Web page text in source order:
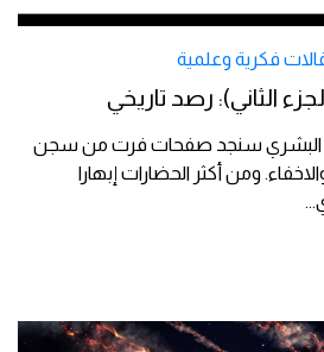
فكرية وعلمية
الثاني): رصد تاريخي
البشري سنجد صفحات فرت من سجن
ومن أكثر الحضارات إبهارا
...